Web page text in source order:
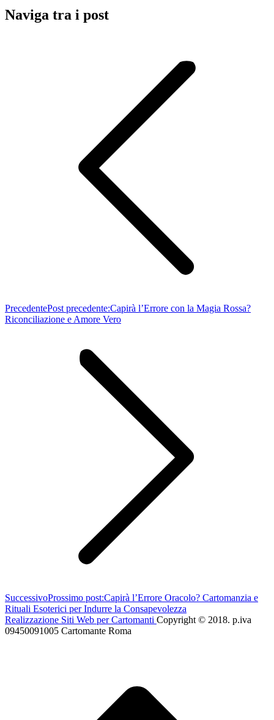
Naviga tra i post
PrecedentePost precedente:Capirà l’Errore con la Magia Rossa?
Riconciliazione e Amore Vero
SuccessivoProssimo post:Capirà l’Errore Oracolo? Cartomanzia e
Rituali Esoterici per Indurre la Consapevolezza
Realizzazione Siti Web per Cartomanti Copyright © 2018. p.iva
09450091005 Cartomante Roma